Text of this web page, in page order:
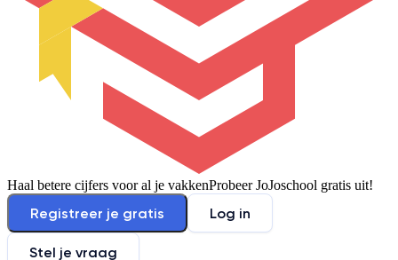
Haal betere cijfers voor al je vakkenProbeer JoJoschool gratis uit!
Registreer je gratis Log in
Stel je vraag